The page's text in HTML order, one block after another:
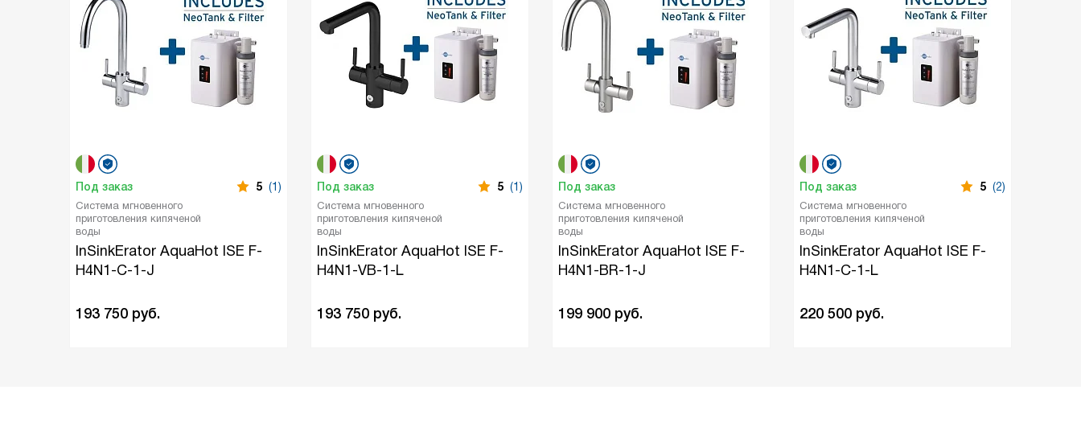
Под заказ 5 (1)
Система мгновенного
приготовления кипяченой
воды
InSinkErator AquaHot ISE F-
H4N1-C-1-J
193 750 руб.
Под заказ 5 (1)
Система мгновенного
приготовления кипяченой
воды
InSinkErator AquaHot ISE F-
H4N1-VB-1-L
193 750 руб.
Под заказ
Система мгновенного
приготовления кипяченой
воды
InSinkErator AquaHot ISE F-
H4N1-BR-1-J
199 900 руб.
Под заказ 5 (2)
Система мгновенного
приготовления кипяченой
воды
InSinkErator AquaHot ISE F-
H4N1-C-1-L
220 500 руб.